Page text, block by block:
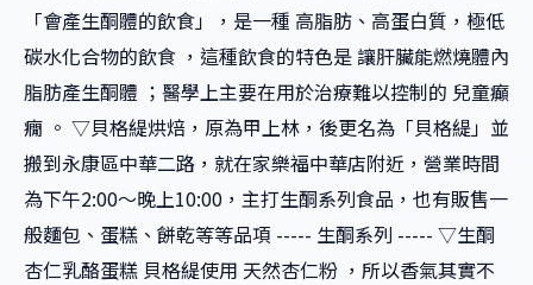
「會產生酮體的飲食」，是一種 高脂肪、高蛋白質，極低
碳水化合物的飲食 ，這種飲食的特色是 讓肝臟能燃燒體內
脂肪產生酮體 ；醫學上主要在用於治療難以控制的 兒童癲
癇 。 ▽貝格緹烘焙，原為甲上林，後更名為「貝格緹」並
搬到永康區中華二路，就在家樂福中華店附近，營業時間
為下午2:00～晚上10:00，主打生酮系列食品，也有販售一
般麵包、蛋糕、餅乾等等品項 ----- 生酮系列 ----- ▽生酮
杏仁乳酪蛋糕 貝格緹使用 天然杏仁粉 ，所以香氣其實不